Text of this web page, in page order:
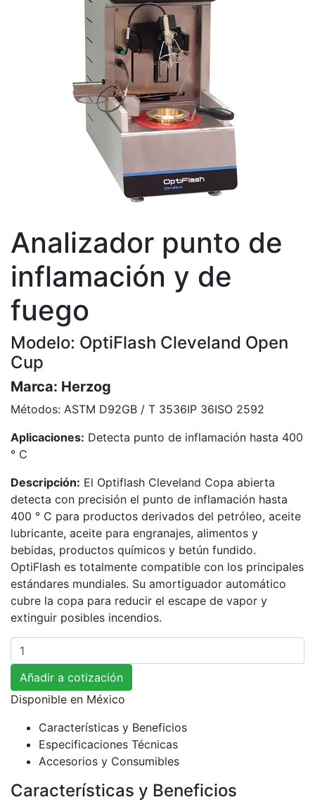
Analizador punto de
inflamación y de
fuego
Modelo: OptiFlash Cleveland Open
Cup
Marca: Herzog
Métodos: ASTM D92GB / T 3536IP 36ISO 2592
Aplicaciones: Detecta punto de inflamación hasta 400
° C
Descripción: El Optiflash Cleveland Copa abierta
detecta con precisión el punto de inflamación hasta
400 ° C para productos derivados del petróleo, aceite
lubricante, aceite para engranajes, alimentos y
bebidas, productos químicos y betún fundido.
OptiFlash es totalmente compatible con los principales
estándares mundiales. Su amortiguador automático
cubre la copa para reducir el escape de vapor y
extinguir posibles incendios.
Cantidad
Añadir a cotización
Disponible en México
Características y Beneficios
Especificaciones Técnicas
Accesorios y Consumibles
Características y Beneficios